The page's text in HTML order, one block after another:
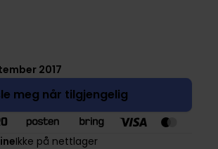
2017
meg når tilgjengelig
Ikke på nettlager